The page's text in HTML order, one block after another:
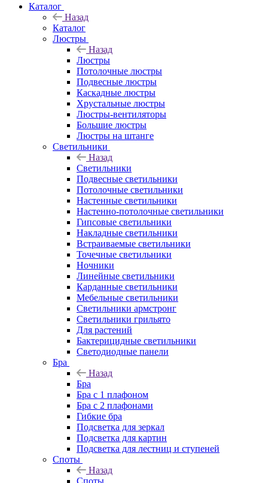
Каталог
Назад
Каталог
Люстры
Назад
Люстры
Потолочные люстры
Подвесные люстры
Каскадные люстры
Хрустальные люстры
Люстры-вентиляторы
Большие люстры
Люстры на штанге
Светильники
Назад
Светильники
Подвесные светильники
Потолочные светильники
Настенные светильники
Настенно-потолочные светильники
Гипсовые светильники
Накладные светильники
Встраиваемые светильники
Точечные светильники
Ночники
Линейные светильники
Карданные светильники
Мебельные светильники
Светильники армстронг
Светильники грильято
Для растений
Бактерицидные светильники
Светодиодные панели
Бра
Назад
Бра
Бра с 1 плафоном
Бра с 2 плафонами
Гибкие бра
Подсветка для зеркал
Подсветка для картин
Подсветка для лестниц и ступеней
Споты
Назад
Споты